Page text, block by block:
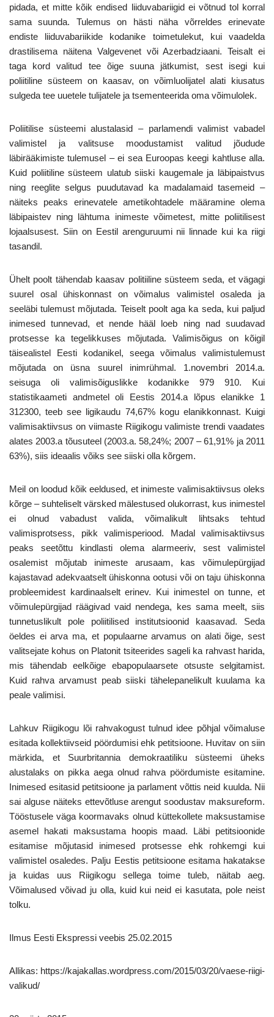
pidada, et mitte kõik endised liiduvabariigid ei võtnud tol korral
sama suunda. Tulemus on hästi näha võrreldes erinevate
endiste liiduvabariikide kodanike toimetulekut, kui vaadelda
drastilisema näitena Valgevenet või Azerbadziaani. Teisalt ei
taga kord valitud tee õige suuna jätkumist, sest isegi kui
poliitiline süsteem on kaasav, on võimluolijatel alati kiusatus
sulgeda tee uuetele tulijatele ja tsementeerida oma võimulolek.
Poliitilise süsteemi alustalasid – parlamendi valimist vabadel
valimistel ja valitsuse moodustamist valitud jõudude
läbirääkimiste tulemusel – ei sea Euroopas keegi kahtluse alla.
Kuid poliitiline süsteem ulatub siiski kaugemale ja läbipaistvus
ning reeglite selgus puudutavad ka madalamaid tasemeid –
näiteks peaks erinevatele ametikohtadele määramine olema
läbipaistev ning lähtuma inimeste võimetest, mitte poliitilisest
lojaalsusest. Siin on Eestil arenguruumi nii linnade kui ka riigi
tasandil.
Ühelt poolt tähendab kaasav politiiline süsteem seda, et vägagi
suurel osal ühiskonnast on võimalus valimistel osaleda ja
seeläbi tulemust mõjutada. Teiselt poolt aga ka seda, kui paljud
inimesed tunnevad, et nende hääl loeb ning nad suudavad
protsesse ka tegelikkuses mõjutada. Valimisõigus on kõigil
täisealistel Eesti kodanikel, seega võimalus valimistulemust
mõjutada on üsna suurel inimrühmal. 1.novembri 2014.a.
seisuga oli valimisõiguslikke kodanikke 979 910. Kui
statistikaameti andmetel oli Eestis 2014.a lõpus elanikke 1
312300, teeb see ligikaudu 74,67% kogu elanikkonnast. Kuigi
valimisaktiivsus on viimaste Riigikogu valimiste trendi vaadates
alates 2003.a tõusuteel (2003.a. 58,24%; 2007 – 61,91% ja 2011
63%), siis ideaalis võiks see siiski olla kõrgem.
Meil on loodud kõik eeldused, et inimeste valimisaktiivsus oleks
kõrge – suhteliselt värsked mälestused olukorrast, kus inimestel
ei olnud vabadust valida, võimalikult lihtsaks tehtud
valimisprotsess, pikk valimisperiood. Madal valimisaktiivsus
peaks seetõttu kindlasti olema alarmeeriv, sest valimistel
osalemist mõjutab inimeste arusaam, kas võimulepürgijad
kajastavad adekvaatselt ühiskonna ootusi või on taju ühiskonna
probleemidest kardinaalselt erinev. Kui inimestel on tunne, et
võimulepürgijad räägivad vaid nendega, kes sama meelt, siis
tunnetuslikult pole poliitilised institutsioonid kaasavad. Seda
öeldes ei arva ma, et populaarne arvamus on alati õige, sest
valitsejate kohus on Platonit tsiteerides sageli ka rahvast harida,
mis tähendab eelkõige ebapopulaarsete otsuste selgitamist.
Kuid rahva arvamust peab siiski tähelepanelikult kuulama ka
peale valimisi.
Lahkuv Riigikogu lõi rahvakogust tulnud idee põhjal võimaluse
esitada kollektiivseid pöördumisi ehk petitsioone. Huvitav on siin
märkida, et Suurbritannia demokraatiliku süsteemi üheks
alustalaks on pikka aega olnud rahva pöördumiste esitamine.
Inimesed esitasid petitsioone ja parlament võttis neid kuulda. Nii
sai alguse näiteks ettevõtluse arengut soodustav maksureform.
Tööstusele väga koormavaks olnud küttekollete maksustamise
asemel hakati maksustama hoopis maad. Läbi petitsioonide
esitamise mõjutasid inimesed protsesse ehk rohkemgi kui
valimistel osaledes. Palju Eestis petitsioone esitama hakatakse
ja kuidas uus Riigikogu sellega toime tuleb, näitab aeg.
Võimalused võivad ju olla, kuid kui neid ei kasutata, pole neist
tolku.
Ilmus Eesti Ekspressi veebis 25.02.2015
Allikas: https://kajakallas.wordpress.com/2015/03/20/vaese-riigi-
valikud/